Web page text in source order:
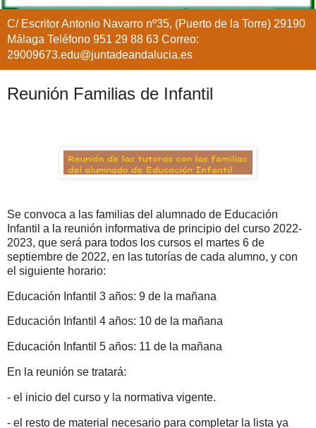
C/ Escritor Antonio Navarro nº35, (Puerto de la Torre) 29190
Málaga Teléfono 951 29 88 63 Correo:
29009673.edu@juntadeandalucia.es
Reunión Familias de Infantil
Se convoca a las familias del alumnado de Educación
Infantil a la reunión informativa de principio del curso 2022-
2023, que será para todos los cursos el martes 6 de
septiembre de 2022, en las tutorías de cada alumno, y con
el siguiente horario:
Educación Infantil 3 años: 9 de la mañana
Educación Infantil 4 años: 10 de la mañana
Educación Infantil 5 años: 11 de la mañana
En la reunión se tratará:
- el inicio del curso y la normativa vigente.
- el resto de material necesario para completar la lista ya